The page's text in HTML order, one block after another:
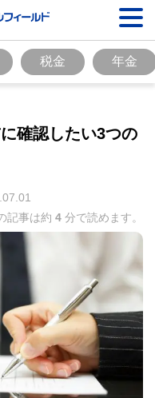
税金 年金
確認したい3つの
記事は約 4 分で読めます。